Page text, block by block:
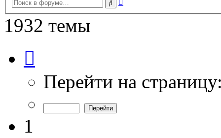
Поиск
1932 темы
из
Перейти на
1